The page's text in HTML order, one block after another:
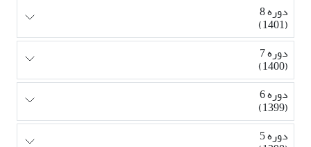
دوره 8
(1401)
دوره 7
(1400)
دوره 6
(1399)
دوره 5